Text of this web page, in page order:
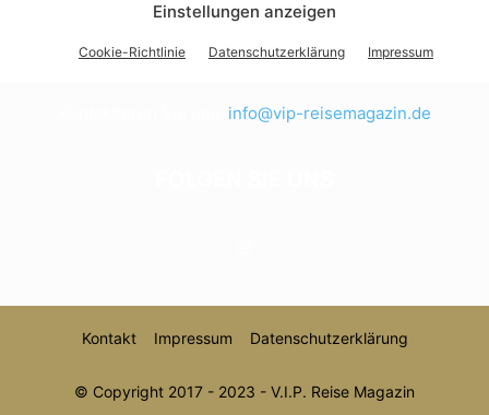
Einstellungen anzeigen
Cookie-Richtlinie Datenschutzerklärung Impressum
ÜBER UNS
info@vip-reisemagazin.de
Kontakt Impressum Datenschutzerklärung
© Copyright 2017 - 2023 - V.I.P. Reise Magazin